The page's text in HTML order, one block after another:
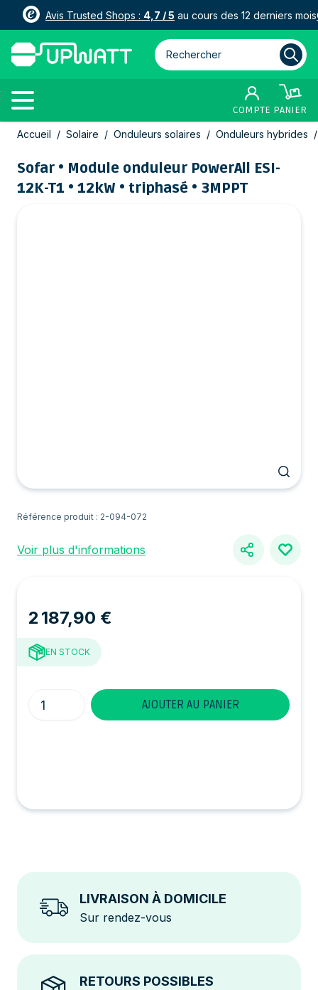
Avis Trusted Shops : 4,7 / 5 au cours des 12 derniers mois
Rechercher parmi plus de
COMPTE PANIER
Allez au contenu
Accueil / Solaire / Onduleurs solaires / Onduleurs hybrides /
Sofar • Module onduleur PowerAll ESI-
12K-T1 • 12kW • triphasé • 3MPPT
Référence produit : 2-094-072
Voir plus d'informations
2 187,90 €
EN STOCK
Quantité
AJOUTER AU PANIER
LIVRAISON À DOMICILE
Sur rendez-vous
RETOURS POSSIBLES